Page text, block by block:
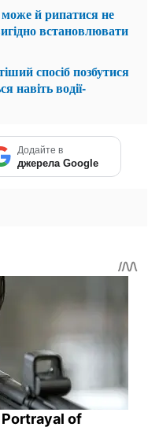
може й рипатися не
встановлювати
спосіб позбутися
навіть водії-
Додайте в
джерела Google
of